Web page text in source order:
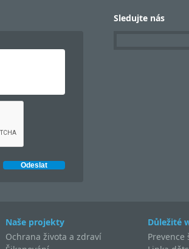
Sledujte nás
Naše projekty
Ochrana života a zdraví
Důležité
Prevence